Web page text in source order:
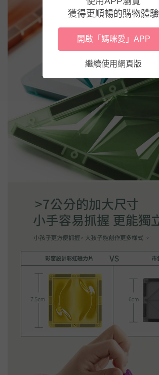
獲得更順暢的購物體驗
開啟「媽咪愛」APP
繼續使用網頁版